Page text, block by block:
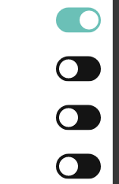
die oordelen
die toe te
woning ten
bekostigde
waar nog bij